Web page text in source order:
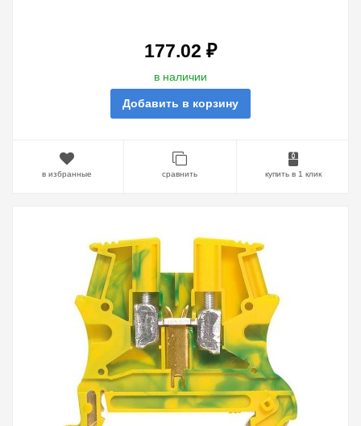
177.02 ₽
в наличии
Добавить в корзину
в избранные сравнить купить в 1 клик